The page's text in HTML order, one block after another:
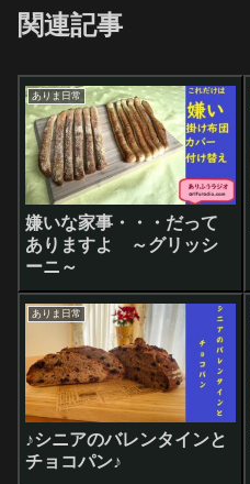
関連記事
ありま日常
嫌いな家事・・・だって
ありますよ ～グリッシ
ーニ～
ありま日常
♪シニアのバレンタインと
チョコパン♪